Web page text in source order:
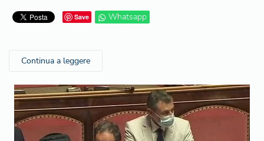
Save Whatsapp
Continua a leggere